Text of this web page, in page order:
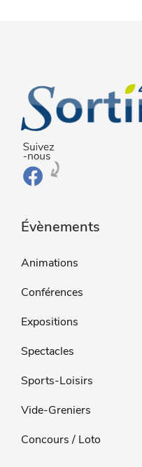
Évènements
Animations
Conférences
Expositions
Spectacles
Sports-Loisirs
Vide-Greniers
Concours / Loto